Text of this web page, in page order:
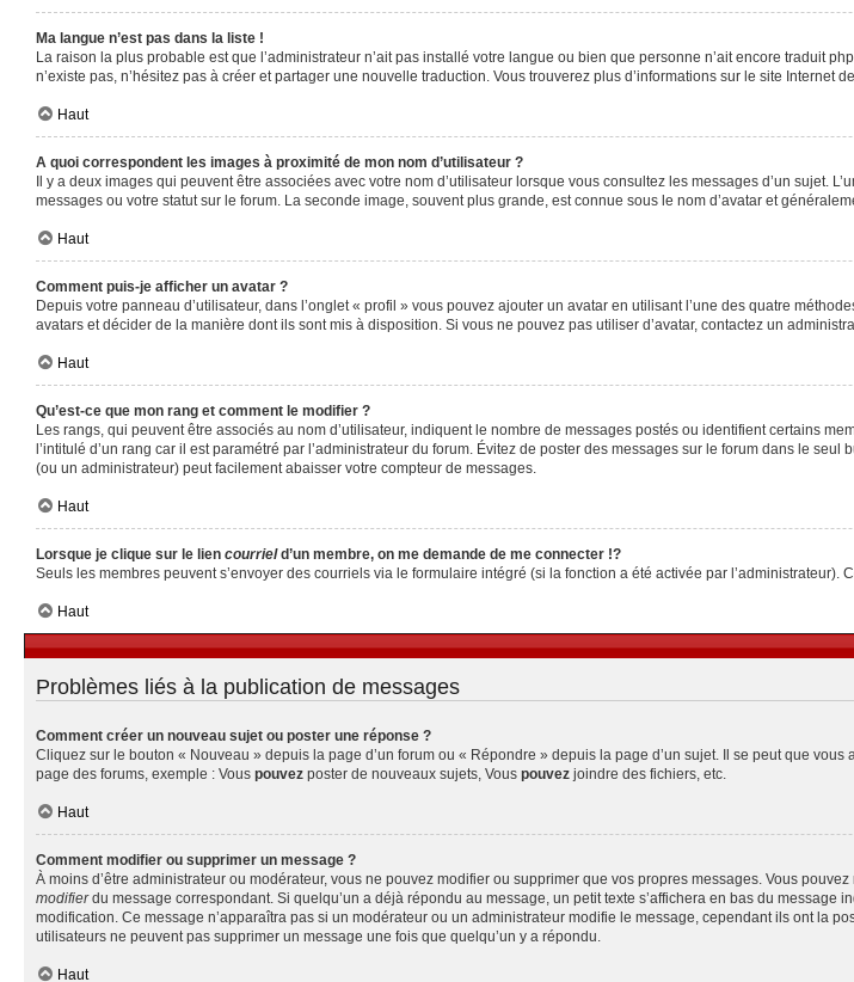
Ma langue n’est pas dans la liste !
La raison la plus probable est que l’administrateur n’ait pas installé votre langue ou bien que personne n’ait encore traduit
n’existe pas, n’hésitez pas à créer et partager une nouvelle traduction. Vous trouverez plus d’informations sur le site Internet de
Haut
A quoi correspondent les images à proximité de mon nom d’utilisateur ?
Il y a deux images qui peuvent être associées avec votre nom d’utilisateur lorsque vous consultez les messages d’un sujet.
messages ou votre statut sur le forum. La seconde image, souvent plus grande, est connue sous le nom d’avatar et
Haut
Comment puis-je afficher un avatar ?
Depuis votre panneau d’utilisateur, dans l’onglet « profil » vous pouvez ajouter un avatar en utilisant l’une des quatre
avatars et décider de la manière dont ils sont mis à disposition. Si vous ne pouvez pas utiliser d’avatar, contactez un
Haut
Qu’est-ce que mon rang et comment le modifier ?
Les rangs, qui peuvent être associés au nom d’utilisateur, indiquent le nombre de messages postés ou identifient certains
l’intitulé d’un rang car il est paramétré par l’administrateur du forum. Évitez de poster des messages sur le forum dans le
(ou un administrateur) peut facilement abaisser votre compteur de messages.
Haut
Lorsque je clique sur le lien courrield’un membre, on me demande de me connecter !?
Seuls les membres peuvent s’envoyer des courriels via le formulaire intégré (si la fonction a été activée par
Haut
Problèmes liés à la publication de messages
Comment créer un nouveau sujet ou poster une réponse ?
Cliquez sur le bouton « Nouveau » depuis la page d’un forum ou « Répondre » depuis la page d’un sujet. Il se peut que
page des forums, exemple : Vous pouvez poster de nouveaux sujets, Vous pouvez joindre des fichiers, etc.
Haut
Comment modifier ou supprimer un message ?
À moins d’être administrateur ou modérateur, vous ne pouvez modifier ou supprimer que vos propres messages. Vous
modifierdu message correspondant. Si quelqu’un a déjà répondu au message, un petit texte s’affichera en bas du message
modification. Ce message n’apparaîtra pas si un modérateur ou un administrateur modifie le message, cependant ils ont la
utilisateurs ne peuvent pas supprimer un message une fois que quelqu’un y a répondu.
Haut